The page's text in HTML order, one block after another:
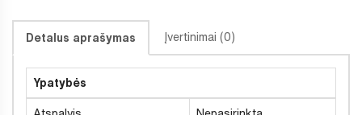
Detalus aprašymas Įvertinimai (0)
Ypatybės